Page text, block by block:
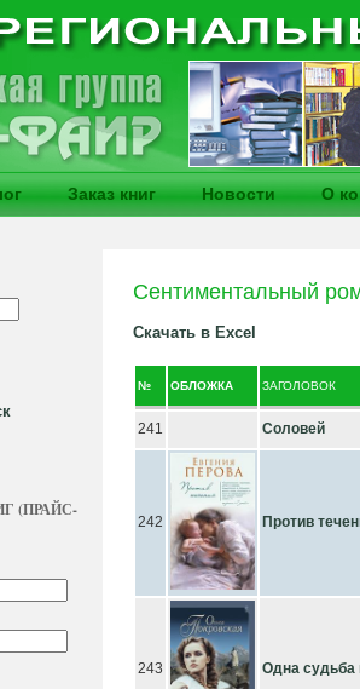
Заказ книг Новости О
(ПРАЙС-
Сентиментальный
Скачать в Excel
№ ОБЛОЖКА ЗАГОЛОВОК
241 Соловей
242 Против
243 Одна судьба